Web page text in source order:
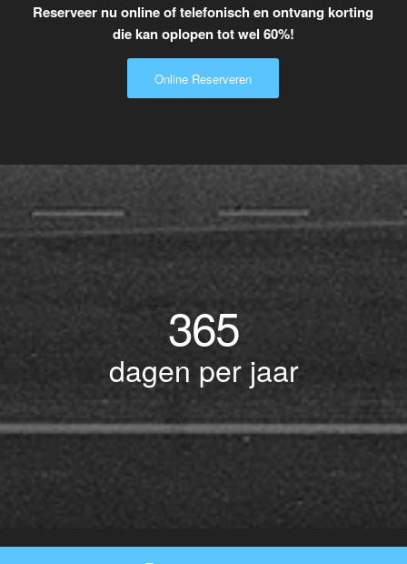
Reserveer nu online of telefonisch en ontvang korting
die kan oplopen tot wel 60%!
Online Reserveren
365
dagen per jaar